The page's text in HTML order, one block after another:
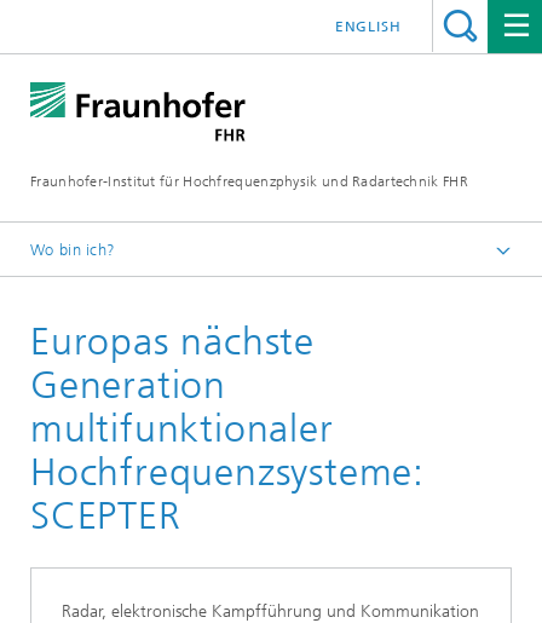
Fraunhofer-Institut für Hochfrequenzphysik und Radartechnik FHR
ENGLISH
Wo bin ich?
Europas nächste
Generation
multifunktionaler
Hochfrequenzsysteme:
SCEPTER
Radar, elektronische Kampfführung und Kommunikation